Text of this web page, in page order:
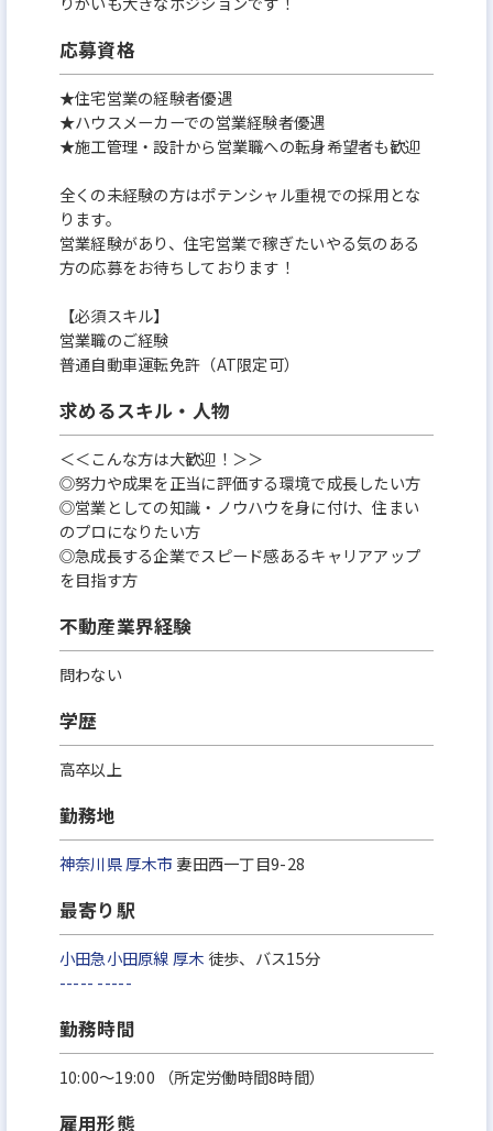
応募資格
★住宅営業の経験者優遇
★ハウスメーカーでの営業経験者優遇
★施工管理・設計から営業職への転身希望者も歓迎
全くの未経験の方はポテンシャル重視での採用とな
ります。
営業経験があり、住宅営業で稼ぎたいやる気のある
方の応募をお待ちしております！
【必須スキル】
営業職のご経験
普通自動車運転免許（AT限定可）
求めるスキル・人物
＜＜こんな方は大歓迎！＞＞
◎努力や成果を正当に評価する環境で成長したい方
◎営業としての知識・ノウハウを身に付け、住まい
のプロになりたい方
◎急成長する企業でスピード感あるキャリアアップ
を目指す方
不動産業界経験
問わない
学歴
高卒以上
勤務地
神奈川県厚木市 妻田西一丁目9-28
最寄り駅
小田急小田原線 厚木 徒歩、バス15分
----- -----
勤務時間
10:00～19:00 （所定労働時間8時間）
雇用形態